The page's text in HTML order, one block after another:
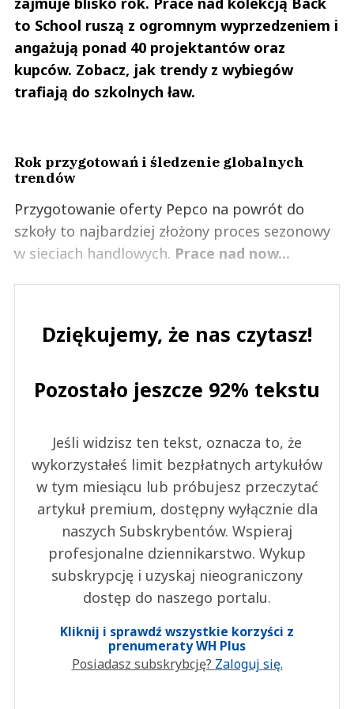
0
ROSSMANN SIĘ ROZBESTWIŁ TRZEBA GO SKARCIĆ
0
0
Aneta
Myśle ze żaden konkurent. W Niemczech działa DM i Rossman i jedno i
Odpowiedz
0
0
07.05.2021 / 19:25
Super! oby jak najszybciej w Poznaniu. Zawsze w Niemczech tam produkty
kupuję. Swietne eco produkty ; by były takie same jak niemieckie!!
Ela
to School ruszą z ogromnym wyprzedzeniem i
angażują ponad 40 projektantów oraz
kupców. Zobacz, jak trendy z wybiegów
trafiają do szkolnych ław.
Rok przygotowań i śledzenie globalnych
trendów
Przygotowanie oferty Pepco na powrót do
szkoły to najbardziej złożony proces sezonowy
w sieciach handlowych. Prace nad now...
Dziękujemy, że nas czytasz!
Pozostało jeszcze 92% tekstu
Jeśli widzisz ten tekst, oznacza to, że
wykorzystałeś limit bezpłatnych artykułów
w tym miesiącu lub próbujesz przeczytać
artykuł premium, dostępny wyłącznie dla
naszych Subskrybentów. Wspieraj
profesjonalne dziennikarstwo. Wykup
subskrypcję i uzyskaj nieograniczony
dostęp do naszego portalu.
Kliknij i sprawdź wszystkie korzyści z
prenumeraty WH Plus
Posiadasz subskrybcję? Zaloguj się.